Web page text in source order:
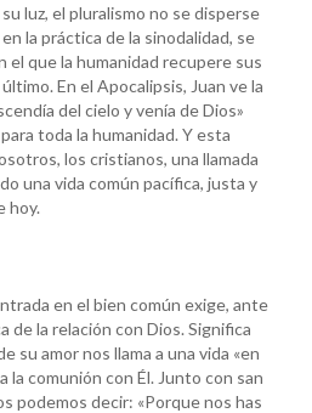
luz, el pluralismo no se disperse
la práctica de la sinodalidad, se
el que la humanidad recupere sus
En el Apocalipsis, Juan ve la
del cielo y venía de Dios»
toda la humanidad. Y esta
los cristianos, una llamada
una vida común pacífica, justa y
hoy.
en el bien común exige, ante
de la relación con Dios. Significa
su amor nos llama a una vida «en
la comunión con Él. Junto con san
podemos decir: «Porque nos has